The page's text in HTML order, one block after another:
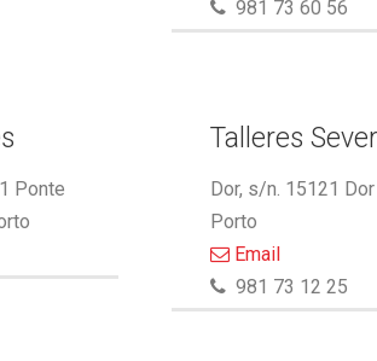
981 73 60 56
Ponte
Talleres
Dor, s/n. 15121
Porto
Email
981 73 12 25